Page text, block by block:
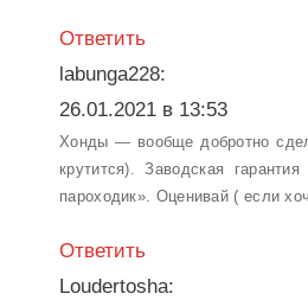
Ответить
labunga228:
26.01.2021 в 13:53
Хонды — вообще добротно
крутится). Заводская
пароходик». Оценивай ( если
Ответить
Loudertosha: